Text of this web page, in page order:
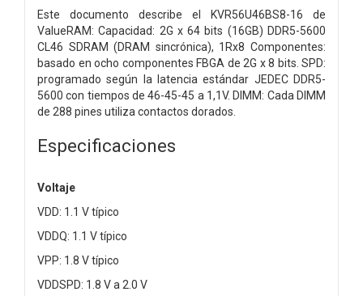
Este documento describe el KVR56U46BS8-16 de
ValueRAM: Capacidad: 2G x 64 bits (16GB) DDR5-5600
CL46 SDRAM (DRAM sincrónica), 1Rx8 Componentes:
basado en ocho componentes FBGA de 2G x 8 bits. SPD:
programado según la latencia estándar JEDEC DDR5-
5600 con tiempos de 46-45-45 a 1,1V. DIMM: Cada DIMM
de 288 pines utiliza contactos dorados.
Especificaciones
Voltaje
VDD: 1.1 V típico
VDDQ: 1.1 V típico
VPP: 1.8 V típico
VDDSPD: 1.8 V a 2.0 V